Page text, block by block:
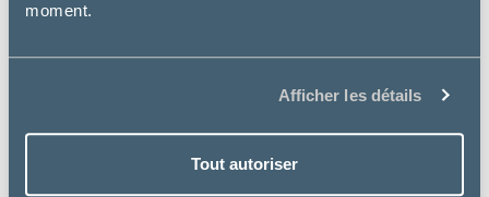
moment.
Afficher les détails
Tout autoriser